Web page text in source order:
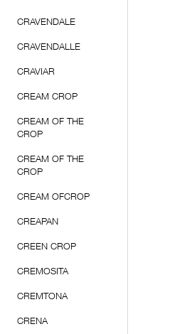
CRAVENDALE
CRAVENDALLE
CRAVIAR
CREAM CROP
CREAM OF THE
CROP
CREAM OF THE
CROP
CREAM OFCROP
CREAPAN
CREEN CROP
CREMOSITA
CREMTONA
CRENA